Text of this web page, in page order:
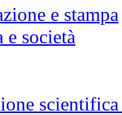
e stampa
e società